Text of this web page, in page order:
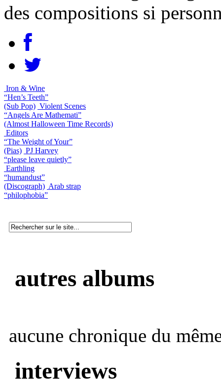
des compositions si
Iron & Wine
“Hen’s Teeth”
(Sub Pop) Violent Scenes
“Angels Are Mathemati”
(Almost Halloween Time Records)
Editors
“The Weight of Your”
(Pias) PJ Harvey
“please leave quietly”
Earthling
“humandust”
(Discograph) Arab strap
“philophobia”
autres albums
aucune chronique du
interviews